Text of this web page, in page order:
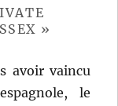
»
avoir vaincu
le